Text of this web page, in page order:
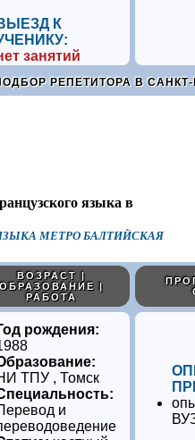
К
занятий
РЕПЕТИТОРА В САНКТ-
МЕТРО БАЛТИЙСКАЯ
ВОЗРАСТ |
|
РАБОТА
рождения:
ТПУ , Томск
и